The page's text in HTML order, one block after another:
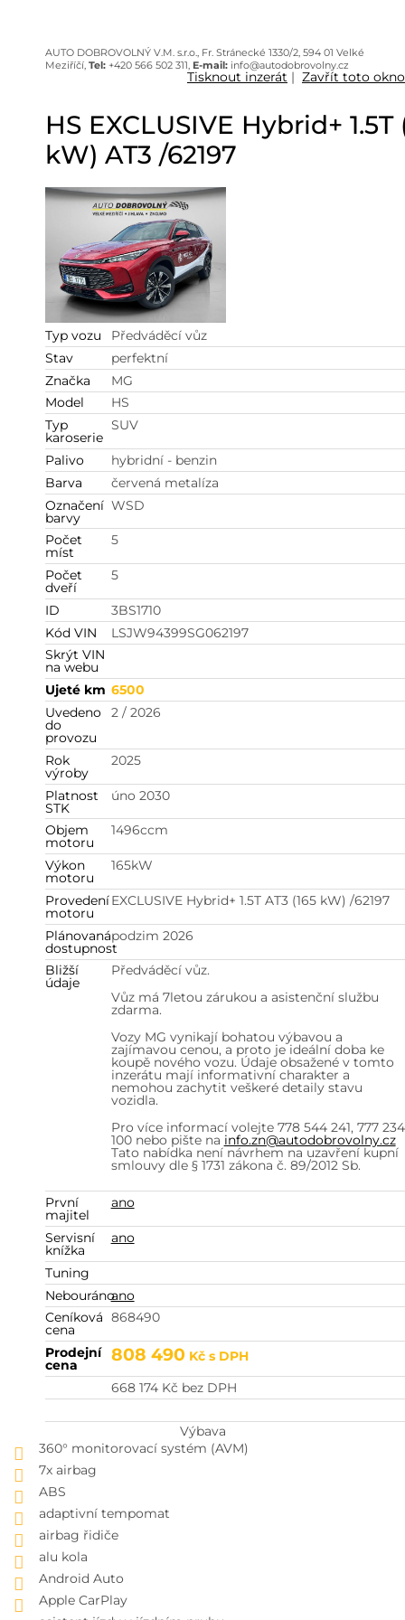
AUTO DOBROVOLNÝ V.M. s.r.o., Fr. Stránecké 1330/2, 594 01 Velké
Meziříčí, Tel: +420 566 502 311, E-mail: info@autodobrovolny.cz
Tisknout inzerát | Zavřít toto okno
HS EXCLUSIVE Hybrid+ 1.5T
kW) AT3 /62197
Typ vozu
Předváděcí vůz
Stav
perfektní
Značka
MG
Model
HS
Typ
karoserie
SUV
Palivo
hybridní - benzin
Barva
červená metalíza
Označení
barvy
WSD
Počet
míst
5
Počet
dveří
5
ID
3BS1710
Kód VIN
LSJW94399SG062197
Skrýt VIN
na webu
Ujeté km 6500
Uvedeno
do
provozu
2 / 2026
Rok
výroby
2025
Platnost
STK
úno 2030
Objem
motoru
1496ccm
Výkon
motoru
165kW
Provedení
motoru
EXCLUSIVE Hybrid+ 1.5T AT3 (165 kW) /62197
Plánovaná
dostupnost
podzim 2026
Bližší
údaje
Předváděcí vůz.
Vůz má 7letou zárukou a asistenční službu
zdarma.
Vozy MG vynikají bohatou výbavou a
zajímavou cenou, a proto je ideální doba ke
koupě nového vozu. Údaje obsažené v tomto
inzerátu mají informativní charakter a
nemohou zachytit veškeré detaily stavu
vozidla.
Pro více informací volejte 778 544 241, 777 234
100 nebo pište na info.zn@autodobrovolny.cz
Tato nabídka není návrhem na uzavření kupní
smlouvy dle § 1731 zákona č. 89/2012 Sb.
První
majitel
ano
Servisní
knížka
ano
Tuning
Nebouránoano
Ceníková
cena
868490
Prodejní
cena 808 490Kčs DPH
668 174 Kč bez DPH
Výbava
360° monitorovací systém (AVM)
7x airbag
ABS
adaptivní tempomat
airbag řidiče
alu kola
Android Auto
Apple CarPlay